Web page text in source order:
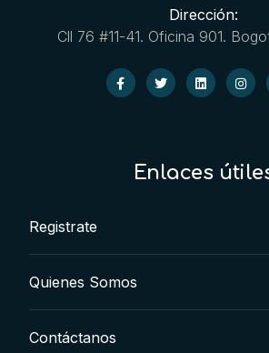
Dirección:
Cll 76 #11-41. Oficina 901.
Enlaces
Registrate
Quienes Somos
Contáctanos